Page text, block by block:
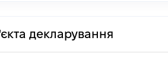
декларування